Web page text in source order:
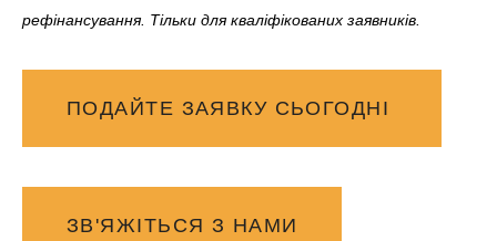
рефінансування. Тільки для кваліфікованих заявників.
ПОДАЙТЕ ЗАЯВКУ СЬОГОДНІ
ЗВ'ЯЖІТЬСЯ З НАМИ